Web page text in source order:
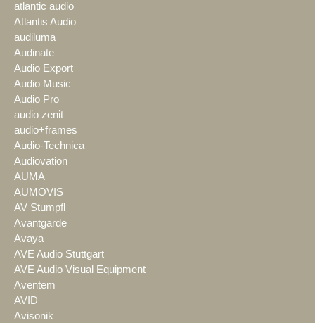
atlantic audio
Atlantis Audio
audiluma
Audinate
Audio Export
Audio Music
Audio Pro
audio zenit
audio+frames
Audio-Technica
Audiovation
AUMA
AUMOVIS
AV Stumpfl
Avantgarde
Avaya
AVE Audio Stuttgart
AVE Audio Visual Equipment
Aventem
AVID
Avisonik